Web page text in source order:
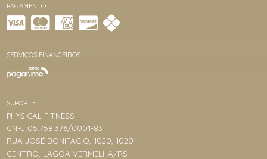
PAGAMENTO
SERVIÇOS FINANCEIROS
SUPORTE
PHYSICAL FITNESS
CNPJ 05.758.376/0001-83
RUA JOSÉ BONIFACIO, 1020, 1020
CENTRO, LAGOA VERMELHA/RS